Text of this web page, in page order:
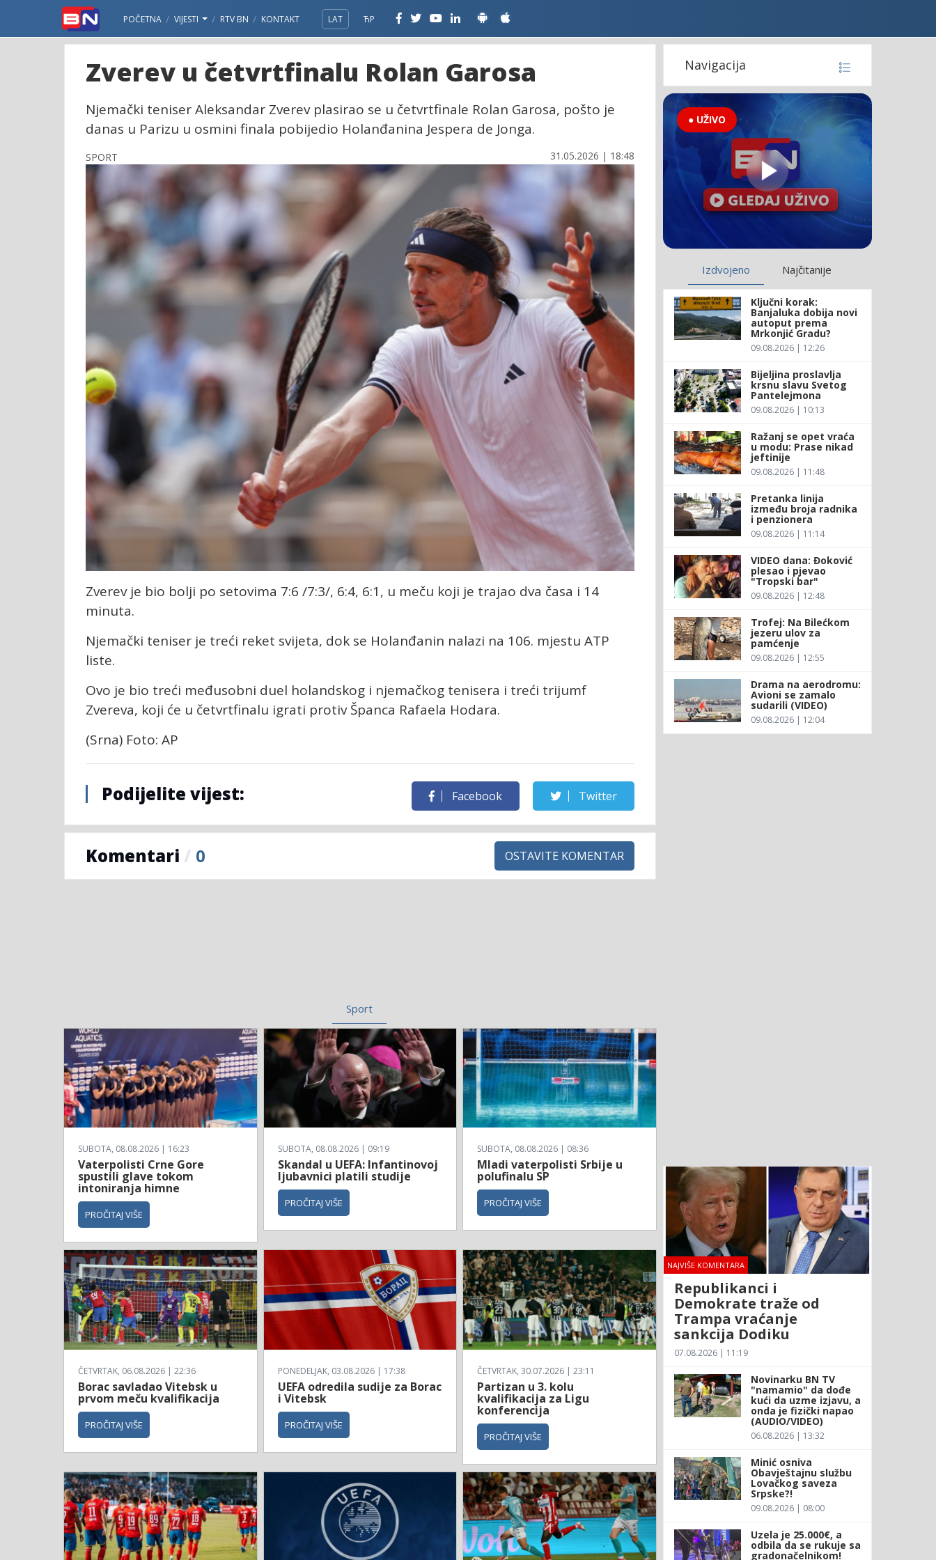
POČETNA VIJESTI RTV BN KONTAKT LAT ЋР
Zverev u četvrtfinalu Rolan Garosa
Njemački teniser Aleksandar Zverev plasirao se u četvrtfinale Rolan Garosa, pošto je
danas u Parizu u osmini finala pobijedio Holanđanina Jespera de Jonga.
SPORT 31.05.2026 | 18:48
Zverev je bio bolji po setovima 7:6 /7:3/, 6:4, 6:1, u meču koji je trajao dva časa i 14
minuta.
Njemački teniser je treći reket svijeta, dok se Holanđanin nalazi na 106. mjestu ATP
liste.
Ovo je bio treći međusobni duel holandskog i njemačkog tenisera i treći trijumf
Zvereva, koji će u četvrtfinalu igrati protiv Španca Rafaela Hodara.
(Srna) Foto: AP
Podijelite vijest: Facebook Twitter
Komentari / 0 OSTAVITE KOMENTAR
Sport
SUBOTA, 08.08.2026 | 16:23
Vaterpolisti Crne Gore
spustili glave tokom
intoniranja himne
PROČITAJ VIŠE
SUBOTA, 08.08.2026 | 09:19
Skandal u UEFA: Infantinovoj
ljubavnici platili studije
PROČITAJ VIŠE
SUBOTA, 08.08.2026 | 08:36
Mladi vaterpolisti Srbije u
polufinalu SP
PROČITAJ VIŠE
ČETVRTAK, 06.08.2026 | 22:36
Borac savladao Vitebsk u
prvom meču kvalifikacija
PROČITAJ VIŠE
PONEDELJAK, 03.08.2026 | 17:38
UEFA odredila sudije za Borac
i Vitebsk
PROČITAJ VIŠE
ČETVRTAK, 30.07.2026 | 23:11
Partizan u 3. kolu
kvalifikacija za Ligu
konferencija
PROČITAJ VIŠE
Navigacija
● UŽIVO
Izdvojeno Najčitanije
Ključni korak:
Banjaluka dobija novi
autoput prema
Mrkonjić Gradu?
09.08.2026 | 12:26
Bijeljina proslavlja
krsnu slavu Svetog
Pantelejmona
09.08.2026 | 10:13
Ražanj se opet vraća
u modu: Prase nikad
jeftinije
09.08.2026 | 11:48
Pretanka linija
između broja radnika
i penzionera
09.08.2026 | 11:14
VIDEO dana: Đoković
plesao i pjevao
"Tropski bar"
09.08.2026 | 12:48
Trofej: Na Bilećkom
jezeru ulov za
pamćenje
09.08.2026 | 12:55
Drama na aerodromu:
Avioni se zamalo
sudarili (VIDEO)
09.08.2026 | 12:04
NAJVIŠE KOMENTARA
Republikanci i
Demokrate traže od
Trampa vraćanje
sankcija Dodiku
07.08.2026 | 11:19
Novinarku BN TV
"namamio" da dođe
kući da uzme izjavu, a
onda je fizički napao
(AUDIO/VIDEO)
06.08.2026 | 13:32
Minić osniva
Obavještajnu službu
Lovačkog saveza
Srpske?!
09.08.2026 | 08:00
Uzela je 25.000€, a
odbila da se rukuje sa
gradonačelnikom!